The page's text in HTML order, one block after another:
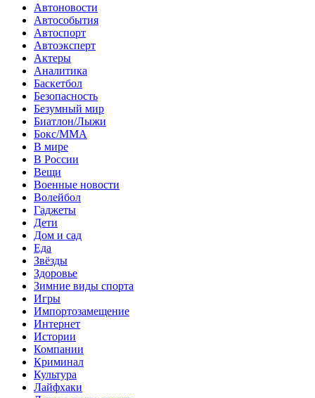
Автоновости
Автособытия
Автоспорт
Автоэксперт
Актеры
Аналитика
Баскетбол
Безопасность
Безумный мир
Биатлон/Лыжи
Бокс/MMA
В мире
В России
Вещи
Военные новости
Волейбол
Гаджеты
Дети
Дом и сад
Еда
Звёзды
Здоровье
Зимние виды спорта
Игры
Импортозамещение
Интернет
Истории
Компании
Криминал
Культура
Лайфхаки